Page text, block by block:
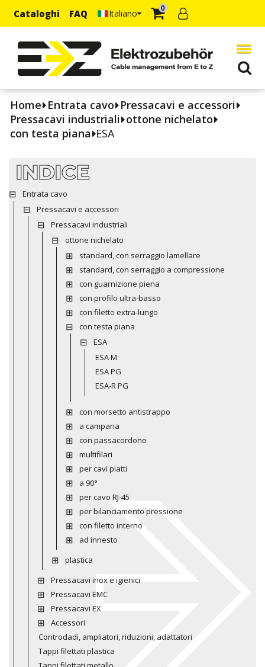
Cataloghi FAQ Italiano 0
Home Entrata cavo Pressacavi e accessori
Pressacavi industriali ottone nichelato
con testa piana ESA
INDICE
Entrata cavo
Pressacavi e accessori
Pressacavi industriali
ottone nichelato
standard, con serraggio lamellare
standard, con serraggio a compressione
con guarnizione piena
con profilo ultra-basso
con filetto extra-lungo
con testa piana
ESA
ESA M
ESA PG
ESA-R PG
con morsetto antistrappo
a campana
con passacordone
multifilari
per cavi piatti
a 90°
per cavo RJ-45
per bilanciamento pressione
con filetto interno
ad innesto
plastica
Pressacavi inox e igienici
Pressacavi EMC
Pressacavi EX
Accessori
Controdadi, ampliatori, riduzioni, adattatori
Tappi filettati plastica